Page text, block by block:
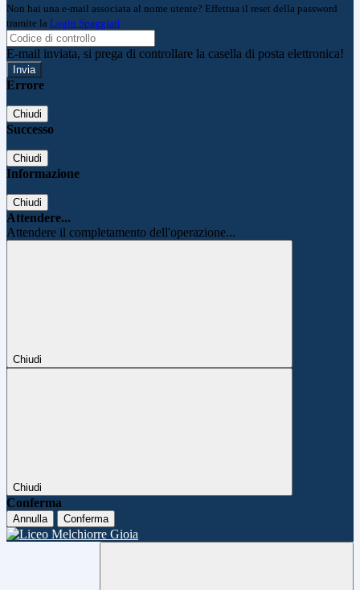
Non hai una e-mail associata al nome utente? Effettua il reset della password
tramite la Login Spaggiari
E-mail inviata, si prega di controllare la casella di posta elettronica!
Errore
Chiudi
Successo
Chiudi
Informazione
Chiudi
Attendere...
Attendere il completamento dell'operazione...
Chiudi
Chiudi
Conferma
Annulla Conferma